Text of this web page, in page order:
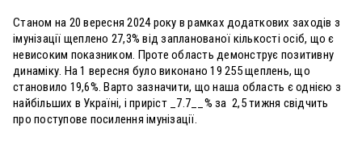
Станом на 20 вересня 2024 року в рамках додаткових заходів з
імунізації щеплено 27,3% від запланованої кількості осіб, що є
невисоким показником. Проте область демонструє позитивну
динаміку. На 1 вересня було виконано 19 255 щеплень, що
становило 19,6%. Варто зазначити, що наша область є однією з
найбільших в Україні, і приріст _ 7.7 __% за 2,5тижня свідчить
про поступове посилення імунізації.